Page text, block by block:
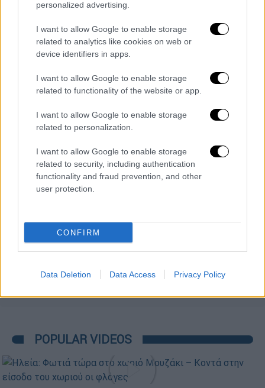
personalized advertising.
I want to allow Google to enable storage
related to analytics like cookies on web or
device identifiers in apps.
I want to allow Google to enable storage
related to functionality of the website or app.
I want to allow Google to enable storage
related to personalization.
I want to allow Google to enable storage
related to security, including authentication
functionality and fraud prevention, and other
user protection.
CONFIRM
Data Deletion Data Access Privacy Policy
Γιάννης Πετράκης
Ντουνάισκα Στρέντα
POPULAR VIDEOS